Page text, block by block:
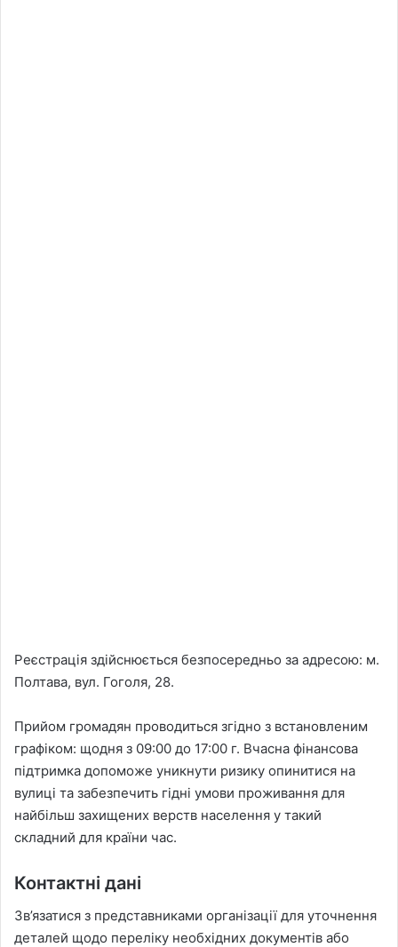
Реєстрація здійснюється безпосередньо за адресою: м.
Полтава, вул. Гоголя, 28.
Прийом громадян проводиться згідно з встановленим
графіком: щодня з 09:00 до 17:00 г. Вчасна фінансова
підтримка допоможе уникнути ризику опинитися на
вулиці та забезпечить гідні умови проживання для
найбільш захищених верств населення у такий
складний для країни час.
Контактні дані
Зв’язатися з представниками організації для уточнення
деталей щодо переліку необхідних документів або